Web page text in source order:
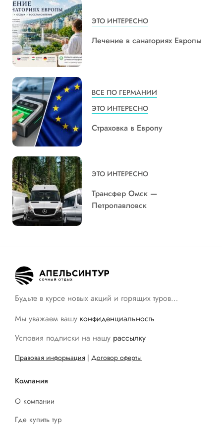
ЭТО ИНТЕРЕСНО
Лечение в санаториях Европы
ВСЕ ПО ГЕРМАНИИ
ЭТО ИНТЕРЕСНО
Страховка в Европу
ЭТО ИНТЕРЕСНО
Трансфер Омск —
Петропавловск
Будьте в курсе новых акций и горящих туров…
Мы уважаем вашу конфиденциальность
Условия подписки на нашу рассылку
Правовая информация | Договор оферты
Компания
О компании
Где купить тур